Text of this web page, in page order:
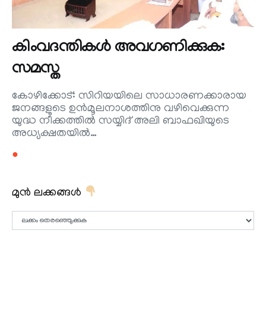
കിംവദന്തികള്‍ അവഗണിക്കുക:
സമസ്ത
കോഴിക്കോട്: സിറിയയിലെ സാധാരണക്കാരായ
ജനങ്ങളുടെ ഉന്‍മൂലനാശത്തിനു വഴിവെക്കുന്ന
യുദ്ധ നീക്കത്തില്‍ സയ്യിദ് അലി ബാഫഖിയുടെ
അധ്യക്ഷതയില്‍…
●
മുൻ ലക്കങ്ങൾ